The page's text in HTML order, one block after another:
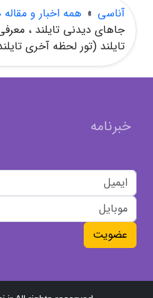
آناسی » همه اخبار و مقاله
جاهای دیدنی تایلند ،
تایلند (تور لحظه آخری
خبرنامه
عضویت